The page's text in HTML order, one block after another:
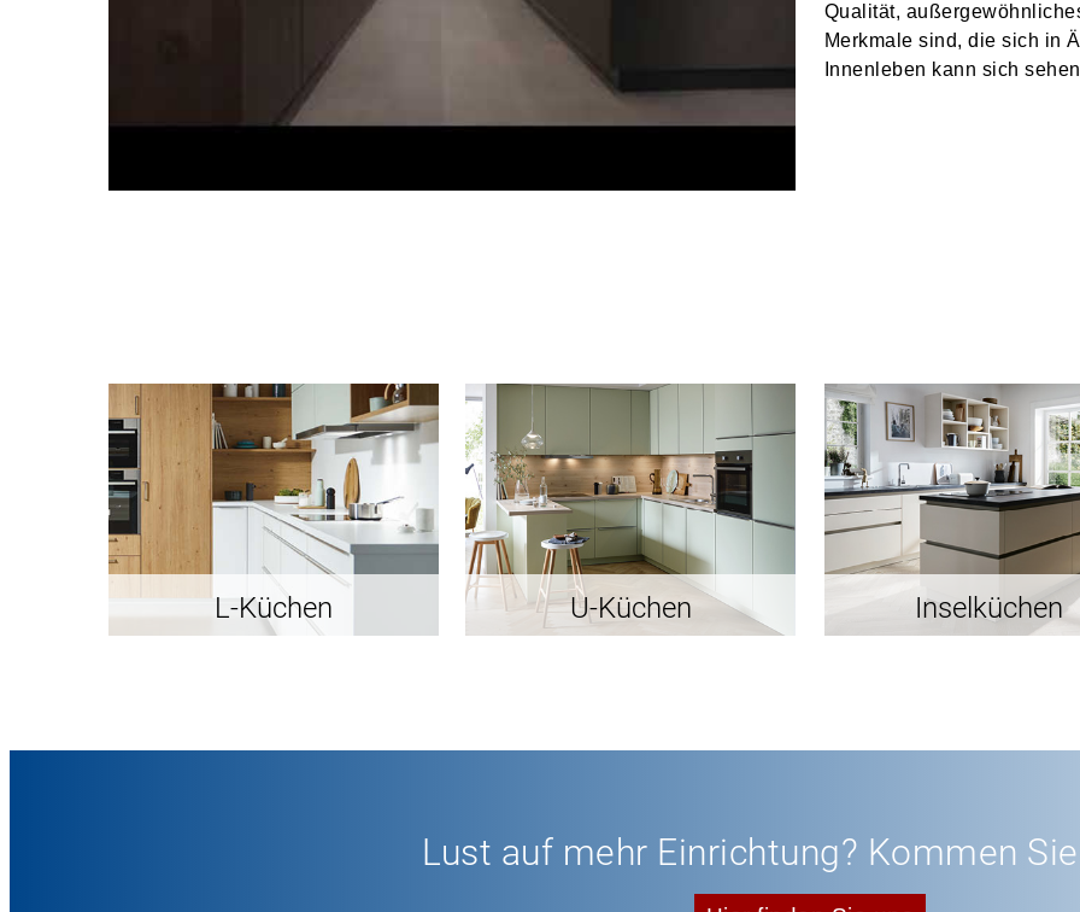
Qualität,
Merkmale sind, die sich in
Innenleben kann sich
L-Küchen U-Küchen Inselküchen
Lust auf mehr Einrichtung? Kommen